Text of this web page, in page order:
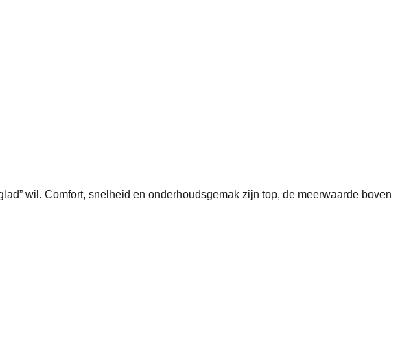
wil. Comfort, snelheid en onderhoudsgemak zijn top, de meerwaarde boven